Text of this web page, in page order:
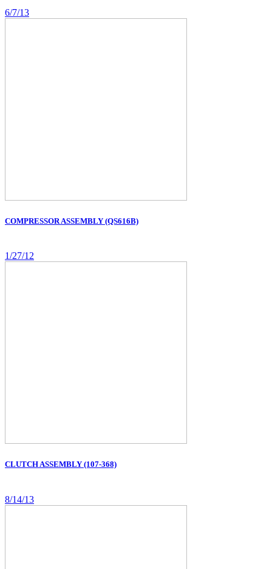
6/7/13
COMPRESSOR ASSEMBLY (QS616B)
1/27/12
CLUTCH ASSEMBLY (107-368)
8/14/13